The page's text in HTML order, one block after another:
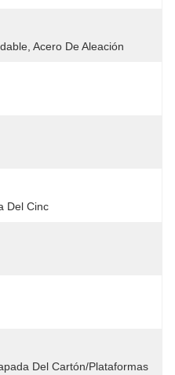
Acero De Aleación
Del Cinc
Del Cartón/plataformas